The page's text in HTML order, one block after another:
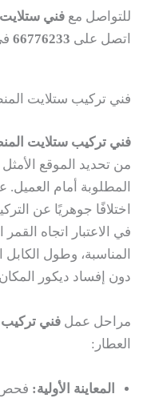
للتواصل مع فني
اتصل على 66776233
فني تركيب ستلايت
فني تركيب ستلايت
من تحديد الموقع
المطلوبة أمام العميل.
اختلافًا جوهريًا عن
في الاعتبار اتجاه
المناسبة، وطول
دون إفساد ديكور
مراحل عمل فني تركيب
العطار:
المعاينة الأولية: فحص